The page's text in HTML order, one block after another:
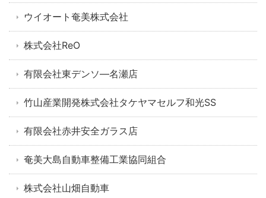
ウイオート奄美株式会社
株式会社ReO
有限会社東デンソ―名瀬店
竹山産業開発株式会社タケヤマセルフ和光SS
有限会社赤井安全ガラス店
奄美大島自動車整備工業協同組合
株式会社山畑自動車